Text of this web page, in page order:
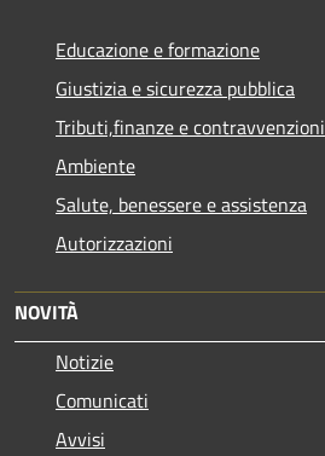
Educazione e formazione
Giustizia e sicurezza pubblica
Tributi,finanze e contravvenzioni
Ambiente
Salute, benessere e assistenza
Autorizzazioni
NOVITÀ
Notizie
Comunicati
Avvisi